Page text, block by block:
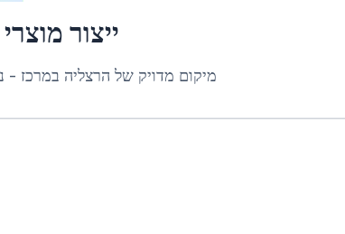
ייצור
מיקום מדויק של הרצליה במרכז -